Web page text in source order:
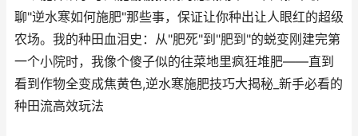
聊"逆水寒如何施肥"那些事，保证让你种出让人眼红的超级
农场。我的种田血泪史：从"肥死"到"肥到"的蜕变刚建完第
一个小院时，我像个傻子似的往菜地里疯狂堆肥——直到
看到作物全变成焦黄色,逆水寒施肥技巧大揭秘_新手必看的
种田流高效玩法